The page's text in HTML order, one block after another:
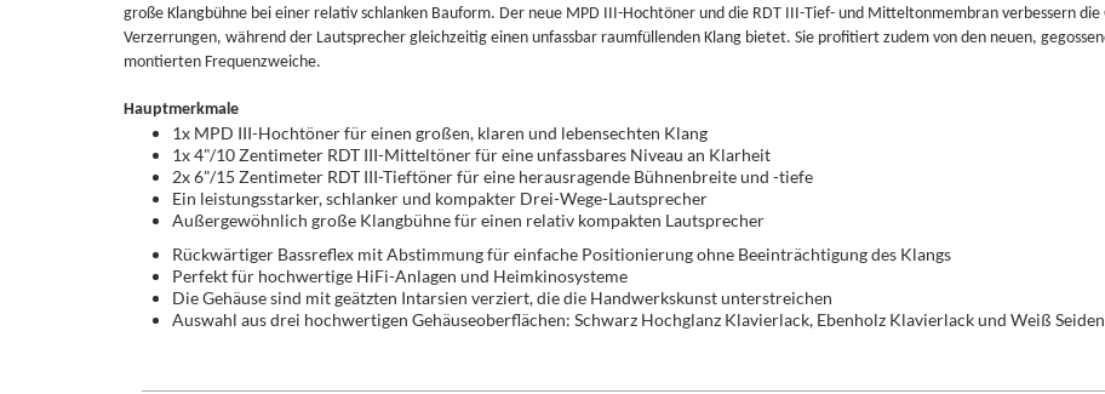
große Klangbühne bei einer relativ schlanken Bauform. Der neue MPD III-Hochtöner und die RDT III-Tief- und Mitteltonmembran verbessern
Verzerrungen, während der Lautsprecher gleichzeitig einen unfassbar raumfüllenden Klang bietet. Sie profitiert zudem von den neuen,
montierten Frequenzweiche.
Hauptmerkmale
1x MPD III-Hochtöner für einen großen, klaren und lebensechten Klang
1x 4"/10 Zentimeter RDT III-Mitteltöner für eine unfassbares Niveau an Klarheit
2x 6"/15 Zentimeter RDT III-Tieftöner für eine herausragende Bühnenbreite und -tiefe
Ein leistungsstarker, schlanker und kompakter Drei-Wege-Lautsprecher
Außergewöhnlich große Klangbühne für einen relativ kompakten Lautsprecher
Rückwärtiger Bassreflex mit Abstimmung für einfache Positionierung ohne Beeinträchtigung des Klangs
Perfekt für hochwertige HiFi-Anlagen und Heimkinosysteme
Die Gehäuse sind mit geätzten Intarsien verziert, die die Handwerkskunst unterstreichen
Auswahl aus drei hochwertigen Gehäuseoberflächen: Schwarz Hochglanz Klavierlack, Ebenholz Klavierlack und Weiß